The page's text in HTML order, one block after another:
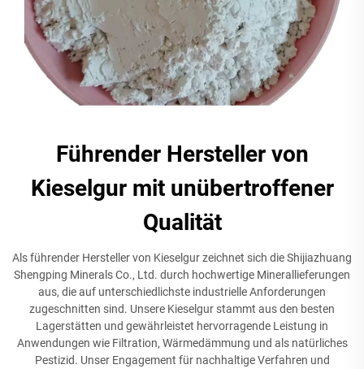
Führender Hersteller von
Kieselgur mit unübertroffener
Qualität
Als führender Hersteller von Kieselgur zeichnet sich die Shijiazhuang
Shengping Minerals Co., Ltd. durch hochwertige Minerallieferungen
aus, die auf unterschiedlichste industrielle Anforderungen
zugeschnitten sind. Unsere Kieselgur stammt aus den besten
Lagerstätten und gewährleistet hervorragende Leistung in
Anwendungen wie Filtration, Wärmedämmung und als natürliches
Pestizid. Unser Engagement für nachhaltige Verfahren und